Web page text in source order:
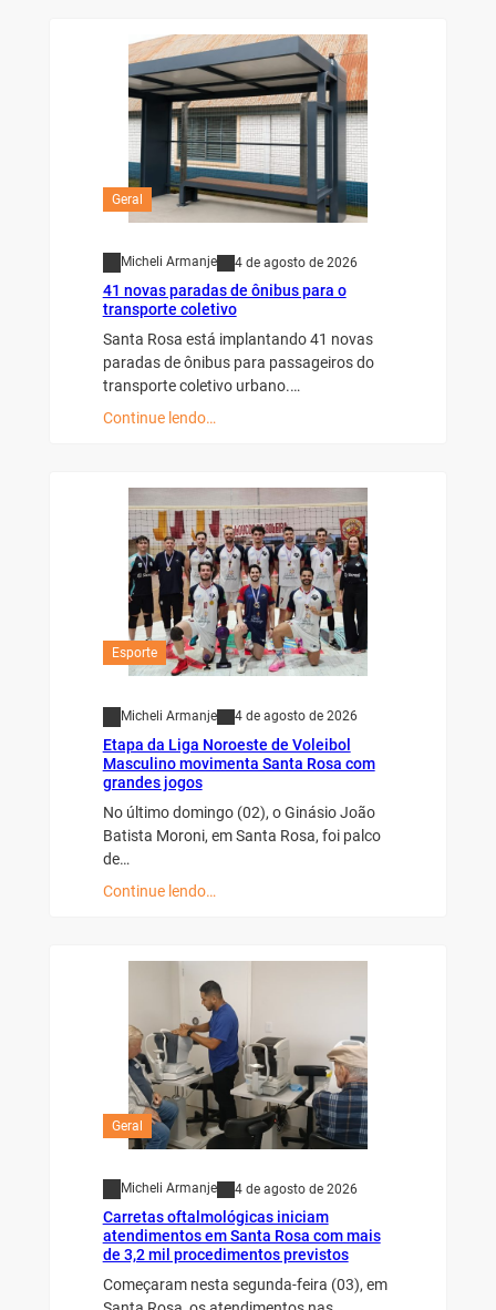
Geral
Micheli Armanje 4 de agosto de 2026
41 novas paradas de ônibus para o
transporte coletivo
Santa Rosa está implantando 41 novas
paradas de ônibus para passageiros do
transporte coletivo urbano.…
Continue lendo…
Esporte
Micheli Armanje 4 de agosto de 2026
Etapa da Liga Noroeste de Voleibol
Masculino movimenta Santa Rosa com
grandes jogos
No último domingo (02), o Ginásio João
Batista Moroni, em Santa Rosa, foi palco
de…
Continue lendo…
Geral
Micheli Armanje 4 de agosto de 2026
Carretas oftalmológicas iniciam
atendimentos em Santa Rosa com mais
de 3,2 mil procedimentos previstos
Começaram nesta segunda-feira (03), em